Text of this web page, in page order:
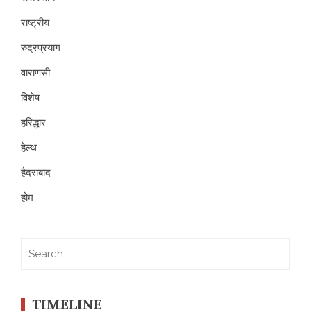
राष्ट्रीय
रुद्रप्रयाग
वाराणसी
विशेष
हरिद्धार
हेल्थ
हैदराबाद
होम
TIMELINE